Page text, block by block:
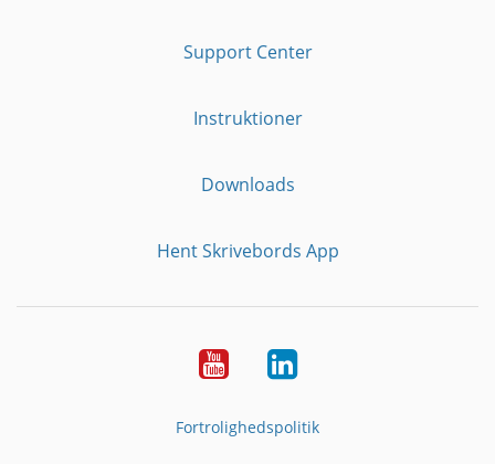
Support Center
Instruktioner
Downloads
Hent Skrivebords App
YouTubeLinkedIn
Fortrolighedspolitik